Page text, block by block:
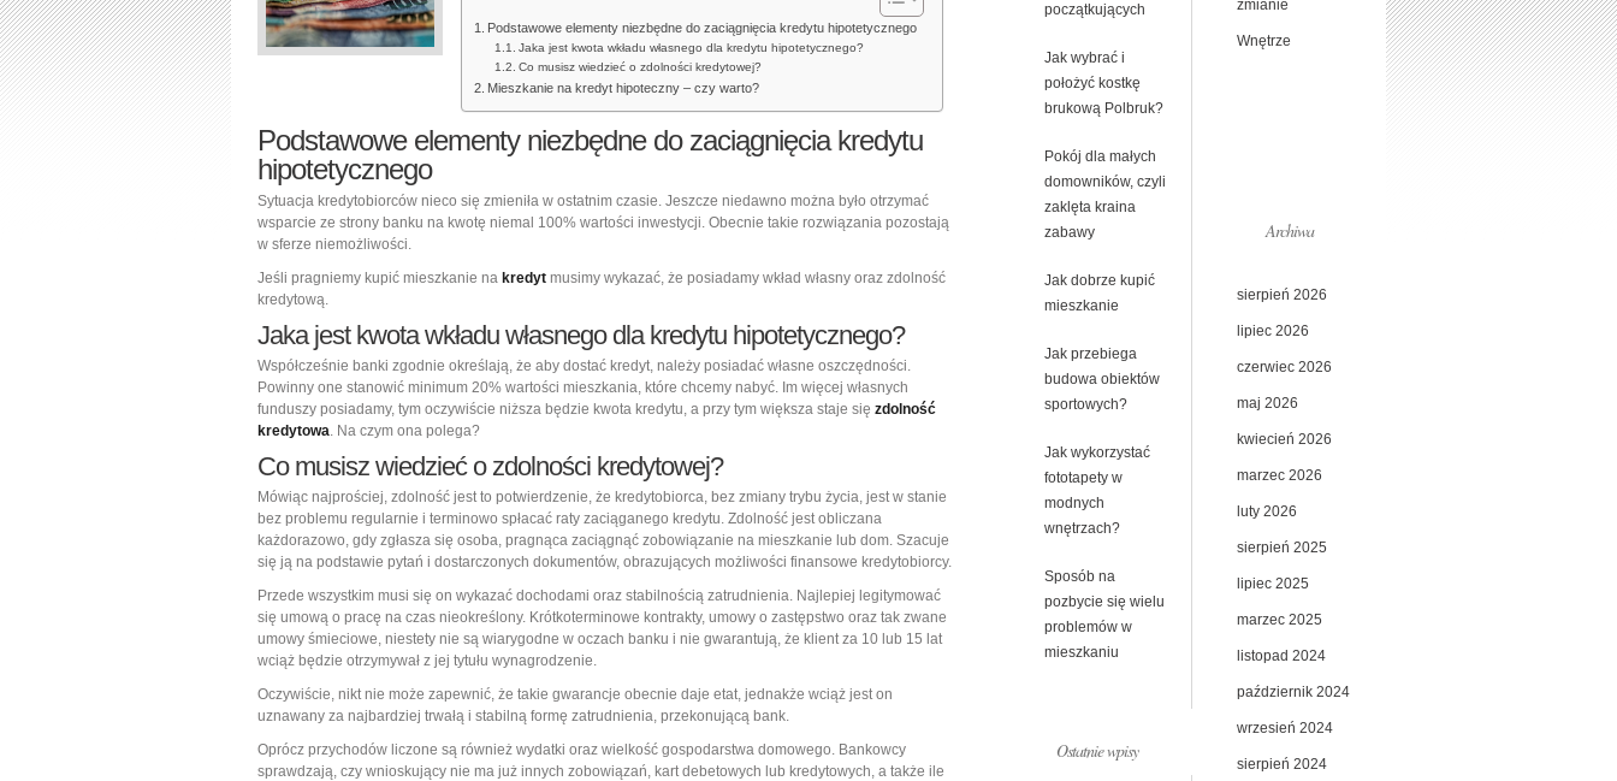
Podstawowe elementy niezbędne do zaciągnięcia kredytu hipotetycznego
Jaka jest kwota wkładu własnego dla kredytu hipotetycznego?
Co musisz wiedzieć o zdolności kredytowej?
Mieszkanie na kredyt hipoteczny – czy warto?
Podstawowe elementy niezbędne do zaciągnięcia kredytu
hipotetycznego
Sytuacja kredytobiorców nieco się zmieniła w ostatnim czasie. Jeszcze niedawno można było otrzymać
wsparcie ze strony banku na kwotę niemal 100% wartości inwestycji. Obecnie takie rozwiązania pozostają
w sferze niemożliwości.
Jeśli pragniemy kupić mieszkanie na kredyt musimy wykazać, że posiadamy wkład własny oraz zdolność
kredytową.
Jaka jest kwota wkładu własnego dla kredytu hipotetycznego?
Współcześnie banki zgodnie określają, że aby dostać kredyt, należy posiadać własne oszczędności.
Powinny one stanowić minimum 20% wartości mieszkania, które chcemy nabyć. Im więcej własnych
funduszy posiadamy, tym oczywiście niższa będzie kwota kredytu, a przy tym większa staje się zdolność
kredytowa. Na czym ona polega?
Co musisz wiedzieć o zdolności kredytowej?
Mówiąc najprościej, zdolność jest to potwierdzenie, że kredytobiorca, bez zmiany trybu życia, jest w stanie
bez problemu regularnie i terminowo spłacać raty zaciąganego kredytu. Zdolność jest obliczana
każdorazowo, gdy zgłasza się osoba, pragnąca zaciągnąć zobowiązanie na mieszkanie lub dom. Szacuje
się ją na podstawie pytań i dostarczonych dokumentów, obrazujących możliwości finansowe kredytobiorcy.
Przede wszystkim musi się on wykazać dochodami oraz stabilnością zatrudnienia. Najlepiej legitymować
się umową o pracę na czas nieokreślony. Krótkoterminowe kontrakty, umowy o zastępstwo oraz tak zwane
umowy śmieciowe, niestety nie są wiarygodne w oczach banku i nie gwarantują, że klient za 10 lub 15 lat
wciąż będzie otrzymywał z jej tytułu wynagrodzenie.
Oczywiście, nikt nie może zapewnić, że takie gwarancje obecnie daje etat, jednakże wciąż jest on
uznawany za najbardziej trwałą i stabilną formę zatrudnienia, przekonującą bank.
Oprócz przychodów liczone są również wydatki oraz wielkość gospodarstwa domowego. Bankowcy
sprawdzają, czy wnioskujący nie ma już innych zobowiązań, kart debetowych lub kredytowych, a także ile
początkujących
Jak wybrać i
położyć kostkę
brukową Polbruk?
Pokój dla małych
domowników, czyli
zaklęta kraina
zabawy
Jak dobrze kupić
mieszkanie
Jak przebiega
budowa obiektów
sportowych?
Jak wykorzystać
fototapety w
modnych
wnętrzach?
Sposób na
pozbycie się wielu
problemów w
mieszkaniu
Ostatnie wpisy
zmianie
Wnętrze
Archiwa
sierpień 2026
lipiec 2026
czerwiec 2026
maj 2026
kwiecień 2026
marzec 2026
luty 2026
sierpień 2025
lipiec 2025
marzec 2025
listopad 2024
październik 2024
wrzesień 2024
sierpień 2024